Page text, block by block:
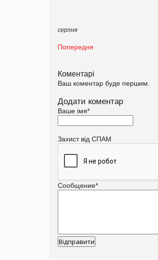
серпня
Попередня
Коментарі
Ваш коментар буде першим.
Додати коментар
Ваше імя*
Захист від СПАМ
Сообщение*